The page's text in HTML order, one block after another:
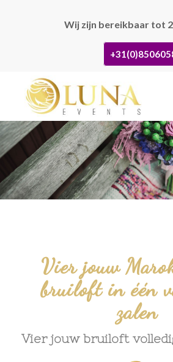
Wij zijn bereikbaar tot
Vier jouw
bruiloft in één
zalen
Vier jouw bruiloft